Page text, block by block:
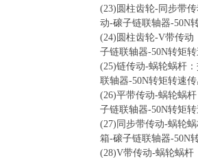
(23)圆柱齿轮-同步带
动-磙子链联轴器-50N
(24)圆柱齿轮-V带传动
子链联轴器-50N转矩
(25)链传动-蜗轮蜗杆
联轴器-50N转矩转速
(26)平带传动-蜗轮蜗
子链联轴器-50N转矩
(27)同步带传动-蜗轮
箱-磙子链联轴器-50N
(28)V带传动-蜗轮蜗杆